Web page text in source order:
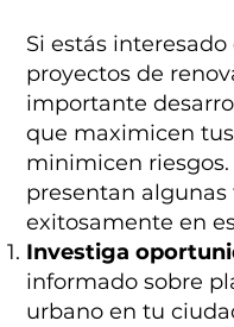
Si estás
proyectos de
importante
que maximicen
minimicen
presentan
exitosamente en
Investiga
informado sobre
urbano en tu